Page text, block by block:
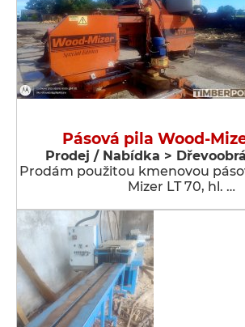
Pásová pila Wood-
Prodej / Nabídka >
Prodám použitou kmenovou
Mizer LT 70, hl. …